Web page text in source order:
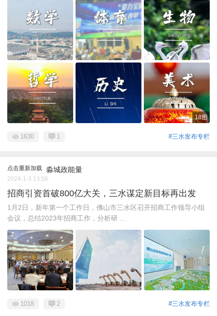
18图
#三水发布专栏
1630 1
点击重新加载 淼城政能量
2024-1-3 13:56
招商引资首破800亿大关，三水谋定新目标再出发
1月2日，新年第一个工作日，佛山市三水区召开招商工作领导小组
会议，总结2023年招商工作，分析研 ...
#三水发布专栏
1018 2